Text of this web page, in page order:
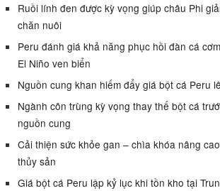
Ruồi lính đen được kỳ vọng giúp châu Phi
chăn nuôi
Peru đánh giá khả năng phục hồi đàn cá
El Niño ven biển
Nguồn cung khan hiếm đẩy giá bột cá Peru
Ngành côn trùng kỳ vọng thay thế bột cá
nguồn cung
Cải thiện sức khỏe gan – chìa khóa nâng
thủy sản
Giá bột cá Peru lập kỷ lục khi tồn kho tại